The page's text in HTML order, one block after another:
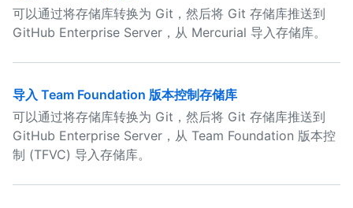
可以通过将存储库转换为 Git，然后将 Git 存储库推送到
GitHub Enterprise Server，从 Mercurial 导入存储库。
导入 Team Foundation 版本控制存储库
可以通过将存储库转换为 Git，然后将 Git 存储库推送到
GitHub Enterprise Server，从 Team Foundation 版本控
制 (TFVC) 导入存储库。